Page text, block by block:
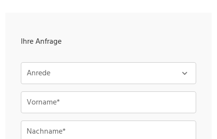
Ihre Anfrage
Anrede
Vorname*
Nachname*